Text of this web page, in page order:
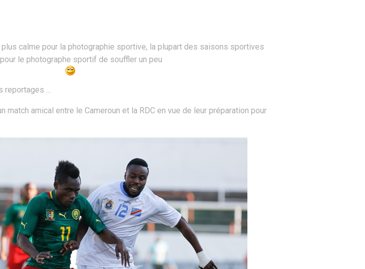
calme pour la photographie sportive, la plupart des saisons sportives
le photographe sportif de souffler un peu
reportages …
match amical entre le Cameroun et la RDC en vue de leur préparation pour